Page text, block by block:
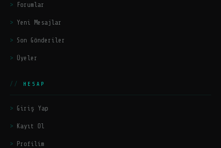
Forumlar
Yeni Mesajlar
Son Gönderiler
Üyeler
HESAP
Giriş Yap
Kayıt Ol
Profilim